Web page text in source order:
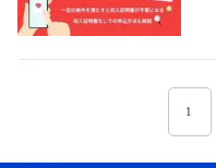
1